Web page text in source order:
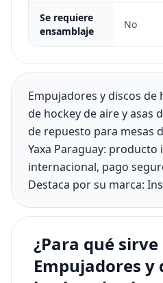
Se requiere
ensamblaje
No
Empujadores y discos de
de hockey de aire y asas
de repuesto para mesas
Yaxa Paraguay:
internacional, pago
Destaca por su marca:
¿Para qué sirve
Empujadores y